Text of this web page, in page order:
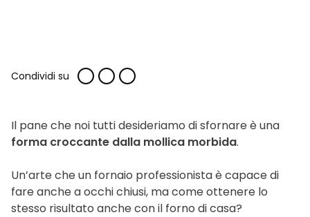
Condividi su
Il pane che noi tutti desideriamo di sfornare è una
forma croccante dalla mollica morbida.
Un’arte che un fornaio professionista è capace di
fare anche a occhi chiusi, ma come ottenere lo
stesso risultato anche con il forno di casa?